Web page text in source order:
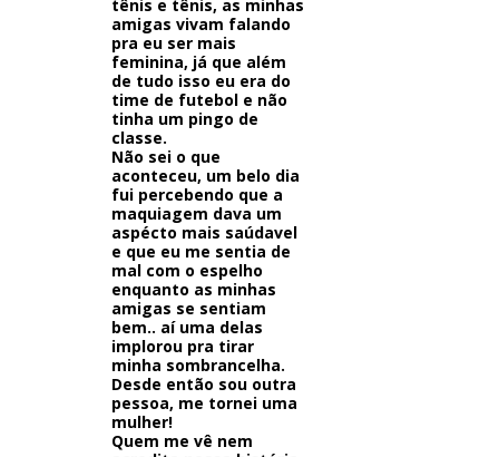
tênis e tênis, as minhas
amigas vivam falando
pra eu ser mais
feminina, já que além
de tudo isso eu era do
time de futebol e não
tinha um pingo de
classe.
Não sei o que
aconteceu, um belo dia
fui percebendo que a
maquiagem dava um
aspécto mais saúdavel
e que eu me sentia de
mal com o espelho
enquanto as minhas
amigas se sentiam
bem.. aí uma delas
implorou pra tirar
minha sombrancelha.
Desde então sou outra
pessoa, me tornei uma
mulher!
Quem me vê nem